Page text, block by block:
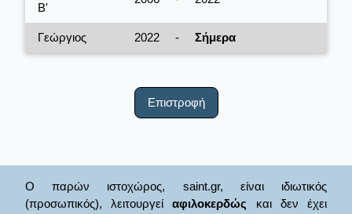
Β'
Γεώργιος 2022 - Σήμερα
Επιστροφή
Ο παρών ιστοχώρος, saint.gr, είναι ιδιωτικός
(προσωπικός), λειτουργείαφιλοκερδώς και δεν έχει